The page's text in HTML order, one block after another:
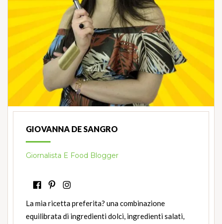
GIOVANNA DE SANGRO
Giornalista E Food Blogger
La mia ricetta preferita? una combinazione
equilibrata di ingredienti dolci, ingredienti salati,